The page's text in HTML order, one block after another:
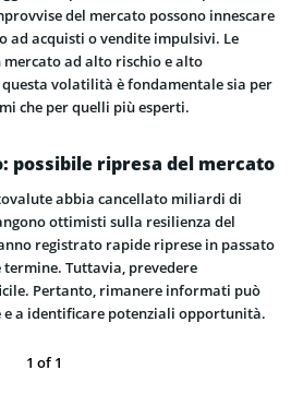
del mercato possono innescare
ad acquisti o vendite impulsivi. Le
ad alto rischio e alto
volatilità è fondamentale sia per
che per quelli più esperti.
possibile ripresa del mercato
abbia cancellato miliardi di
ottimisti sulla resilienza del
registrato rapide riprese in passato
Tuttavia, prevedere
Pertanto, rimanere informati può
a identificare potenziali opportunità.
1 of1